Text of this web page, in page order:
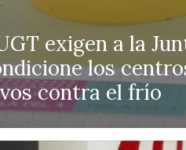
exigen a la
los
contra el frío